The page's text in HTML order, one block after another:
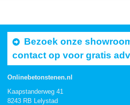
Bezoek onze
contact op voor gratis
Onlinebetonstenen.nl
Kaapstanderweg 41
8243 RB Lelystad